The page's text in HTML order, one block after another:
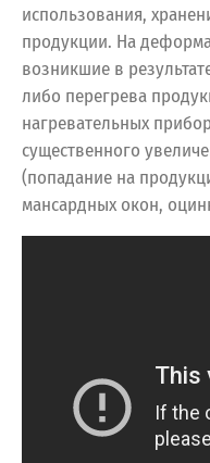
использования,
продукции. На
возникшие в
либо перегрева
нагревательных
существенного
(попадание на
мансардных окон,